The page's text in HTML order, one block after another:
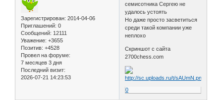
Зарегистрирован: 2014-04-06
Приглашений: 0
Сообщений: 12111
Уважение: +3655
Позитив: +4528
Провел на форуме:
7 месяцев 3 дня
Последний визит:
2026-07-21 14:23:53
семисотника Сергею не
удалось устоять
Но даже просто засветиться
среди такой компании уже
неплохо
Скриншот с сайта
2700chess.com
0